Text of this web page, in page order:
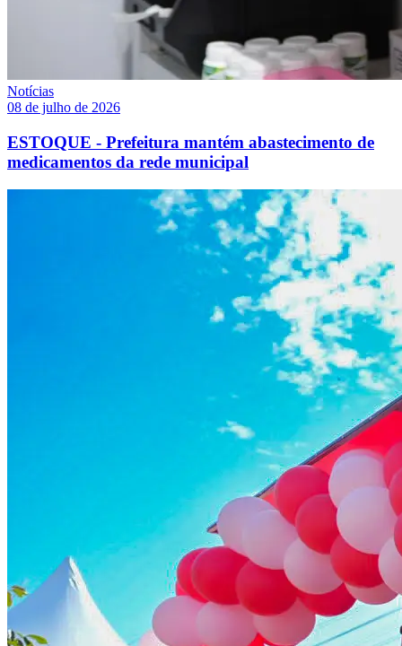
Notícias
08 de julho de 2026
ESTOQUE - Prefeitura mantém abastecimento de
medicamentos da rede municipal